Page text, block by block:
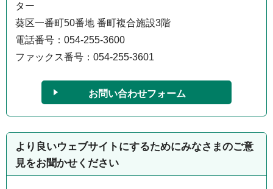
ター
葵区一番町50番地 番町複合施設3階
電話番号：054-255-3600
ファックス番号：054-255-3601
より良いウェブサイトにするためにみなさまのご意
見をお聞かせください